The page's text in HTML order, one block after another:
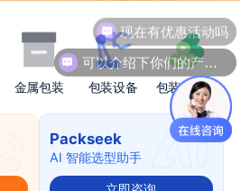
金属包装 包装设备 包装原材料
Packseek
AI 智能选型助手
可以介绍下你们的产品么
现在有优惠活动吗